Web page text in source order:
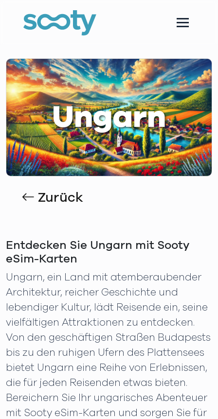
Ungarn
Zurück
Entdecken Sie Ungarn mit Sooty
eSim-Karten
Ungarn, ein Land mit atemberaubender
Architektur, reicher Geschichte und
lebendiger Kultur, lädt Reisende ein, seine
vielfältigen Attraktionen zu entdecken.
Von den geschäftigen Straßen Budapests
bis zu den ruhigen Ufern des Plattensees
bietet Ungarn eine Reihe von Erlebnissen,
die für jeden Reisenden etwas bieten.
Bereichern Sie Ihr ungarisches Abenteuer
mit Sooty eSim-Karten und sorgen Sie für